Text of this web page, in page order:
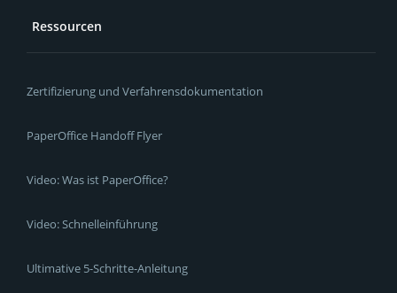
Ressourcen
Zertifizierung und Verfahrensdokumentation
PaperOffice Handoff Flyer
Video: Was ist PaperOffice?
Video: Schnelleinführung
Ultimative 5-Schritte-Anleitung